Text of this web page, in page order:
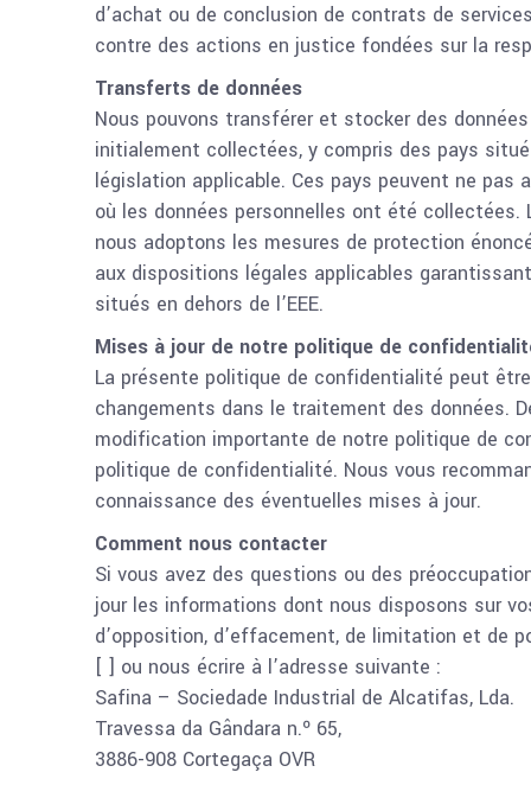
d’achat ou de conclusion de contrats de
contre des actions en justice fondées sur la
Transferts de données
Nous pouvons transférer et stocker des
initialement collectées, y compris des pays
législation applicable. Ces pays peuvent ne pas
où les données personnelles ont été collectées.
nous adoptons les mesures de protection
aux dispositions légales applicables
situés en dehors de l’EEE.
Mises à jour de notre politique de
La présente politique de confidentialité peut
changements dans le traitement des données.
modification importante de notre politique de
politique de confidentialité. Nous vous
connaissance des éventuelles mises à jour.
Comment nous contacter
Si vous avez des questions ou des
jour les informations dont nous disposons sur
d’opposition, d’effacement, de limitation et de
[ ] ou nous écrire à l’adresse suivante :
Safina – Sociedade Industrial de Alcatifas, Lda.
Travessa da Gândara n.º 65,
3886-908 Cortegaça OVR